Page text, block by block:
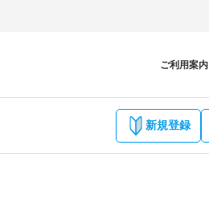
ご利用案内
新規登録